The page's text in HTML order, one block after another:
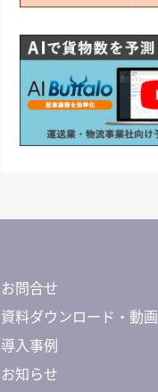
お問合せ
資料ダウンロード・動画
導入事例
お知らせ